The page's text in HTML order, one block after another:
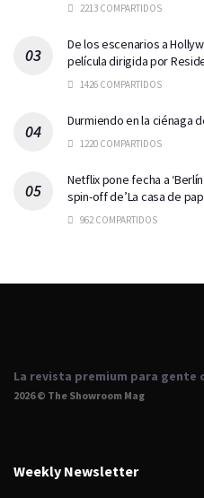
2213 COMPARTIDOS
De los escenarios a
película dirigida por
1426 COMPARTIDOS
Durmiendo en la ciénaga
1220 COMPARTIDOS
Netflix pone fecha a
spin-off de’La casa de
962 COMPARTIDOS
La revista premium para gente
2026 © The Showroom Mag
Weekly Newsletter